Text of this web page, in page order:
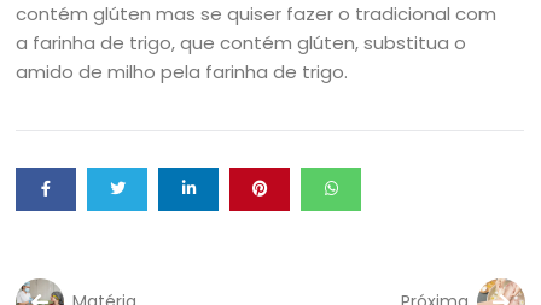
contém glúten mas se quiser fazer o tradicional com
a farinha de trigo, que contém glúten, substitua o
amido de milho pela farinha de trigo.